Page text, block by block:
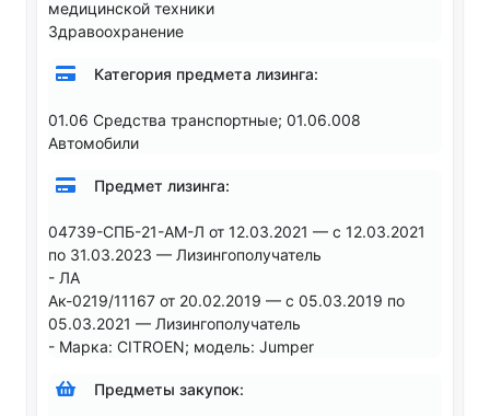
медицинской техники
Здравоохранение
Категория предмета лизинга:
01.06 Средства транспортные; 01.06.008
Автомобили
Предмет лизинга:
04739-СПБ-21-АМ-Л от 12.03.2021 — с 12.03.2021
по 31.03.2023 — Лизингополучатель
- ЛА
Ак-0219/11167 от 20.02.2019 — с 05.03.2019 по
05.03.2021 — Лизингополучатель
- Марка: CITROEN; модель: Jumper
Предметы закупок: